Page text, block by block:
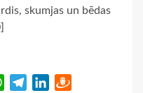
skumjas un bēdas
WhatsApp
TelegramLinkedIn